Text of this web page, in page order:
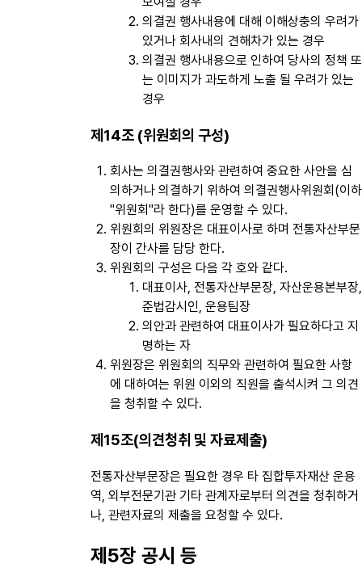
의결권 행사내용에 대해 이해상충의 우려가
있거나 회사내의 견해차가 있는 경우
의결권 행사내용으로 인하여 당사의 정책 또
는 이미지가 과도하게 노출 될 우려가 있는
경우
제14조 (위원회의 구성)
회사는 의결권행사와 관련하여 중요한 사안을 심
의하거나 의결하기 위하여 의결권행사위원회(이하
"위원회"라 한다)를 운영할 수 있다.
위원회의 위원장은 대표이사로 하며 전통자산부문
장이 간사를 담당 한다.
위원회의 구성은 다음 각 호와 같다.
대표이사, 전통자산부문장, 자산운용본부장,
준법감시인, 운용팀장
의안과 관련하여 대표이사가 필요하다고 지
명하는 자
위원장은 위원회의 직무와 관련하여 필요한 사항
에 대하여는 위원 이외의 직원을 출석시켜 그 의견
을 청취할 수 있다.
제15조(의견청취 및 자료제출)
전통자산부문장은 필요한 경우 타 집합투자재산 운용
역, 외부전문기관 기타 관계자로부터 의견을 청취하거
나, 관련자료의 제출을 요청할 수 있다.
제5장 공시 등